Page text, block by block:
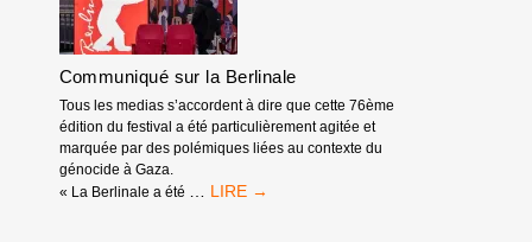
PROFIT
DE
L’APARTHEID,
DU
GÉNOCIDE
ET
DES
EXPULSIONS
RACISTES
Communiqué sur la Berlinale
Tous les medias s’accordent à dire que cette 76ème
édition du festival a été particulièrement agitée et
marquée par des polémiques liées au contexte du
génocide à Gaza.
« La Berlinale a été
COMMUNIQUÉ